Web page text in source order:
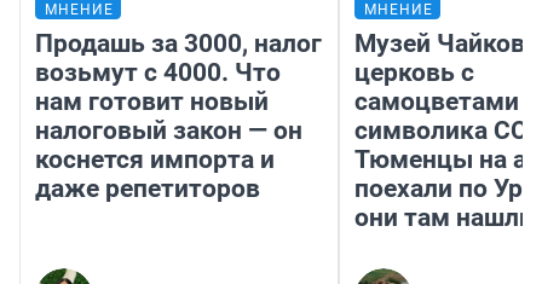
МНЕНИЕ
Продашь за 3000, налог
возьмут с 4000. Что
нам готовит новый
налоговый закон — он
коснется импорта и
даже репетиторов
МНЕНИЕ
Музей
церковь с
самоцветами
символика
Тюменцы на
поехали по
они там нашли